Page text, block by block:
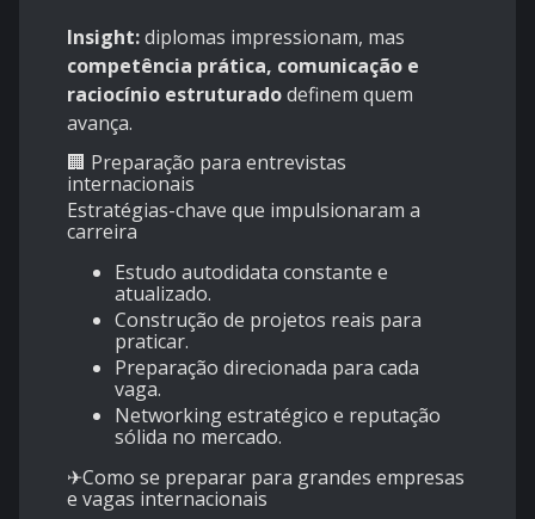
Insight:diplomas impressionam, mas
competência prática, comunicação e
raciocínio estruturadodefinem quem
avança.
🏢 Preparação para entrevistas
internacionais
Estratégias-chave que impulsionaram a
carreira
Estudo autodidata constante e
atualizado.
Construção de projetos reais para
praticar.
Preparação direcionada para cada
vaga.
Networking estratégico e reputação
sólida no mercado.
✈Como se preparar para grandes empresas
e vagas internacionais